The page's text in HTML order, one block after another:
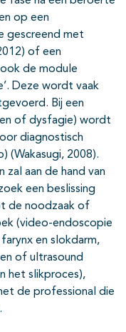
op een
gescreend met
of een
de module
Deze wordt vaak
Bij een
of dysfagie) wordt
diagnostisch
(Wakasugi, 2008).
zal aan de hand van
een beslissing
de noodzaak of
(video-endoscopie
en slokdarm,
of ultrasound
het slikproces),
de professional die